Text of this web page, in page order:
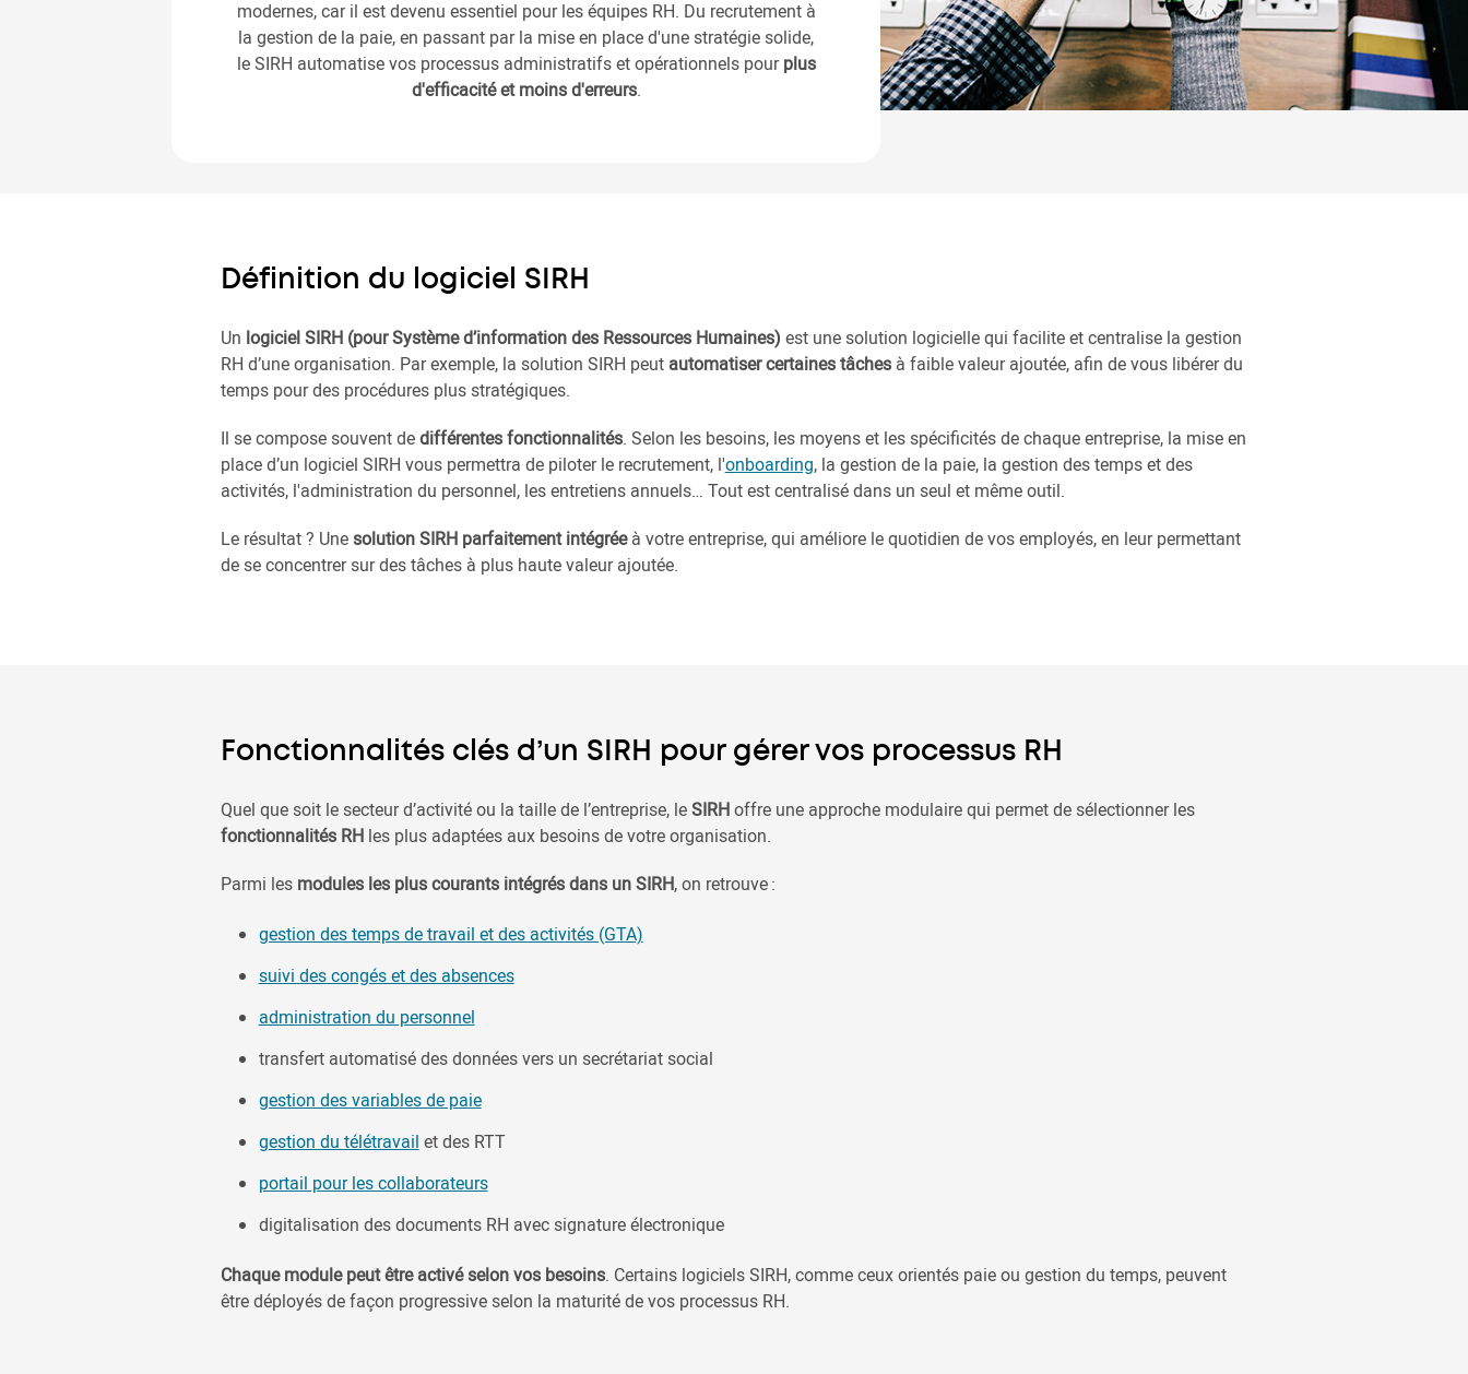
modernes, car il est devenu essentiel pour les équipes RH. Du recrutement à
la gestion de la paie, en passant par la mise en place d'une stratégie solide,
le SIRH automatise vos processus administratifs et opérationnels pourplus
d'efficacité et moins d'erreurs.
Définition du logiciel SIRH
Un logiciel SIRH (pour Système d’information des Ressources Humaines) est une solution logicielle qui facilite et centralise la gestion
RH d’une organisation. Par exemple, la solution SIRH peut automatiser certaines tâchesà faible valeur ajoutée, afin de vous libérer du
temps pour des procédures plus stratégiques.
Il se compose souvent dedifférentes fonctionnalités. Selon les besoins, les moyens et les spécificités de chaque entreprise, la mise en
place d’un logiciel SIRH vous permettra de piloter le recrutement, l'onboarding, la gestion de la paie, la gestion des temps et des
activités, l'administration du personnel, les entretiens annuels… Tout est centralisé dans un seul et même outil.
Le résultat ? Une solution SIRH parfaitement intégréeà votre entreprise, qui améliore le quotidien de vos employés, en leur permettant
de se concentrer sur des tâches à plus haute valeur ajoutée.
Fonctionnalités clés d’un SIRH pour gérer vos processus RH
Quel que soit le secteur d’activité ou la taille de l’entreprise, leSIRHoffre une approche modulaire qui permet de sélectionner les
fonctionnalités RHles plus adaptées aux besoins de votre organisation.
Parmi les modules les plus courants intégrés dans un SIRH, on retrouve :
gestion des temps de travail et des activités (GTA)
suivi des congés et des absences
administration du personnel
transfert automatisé des données vers un secrétariat social
gestion des variables de paie
gestion du télétravail et des RTT
portail pour les collaborateurs
digitalisation des documents RH avec signature électronique
Chaque module peut être activé selon vos besoins. Certains logiciels SIRH, comme ceux orientés paie ou gestion du temps, peuvent
être déployés de façon progressive selon la maturité de vos processus RH.